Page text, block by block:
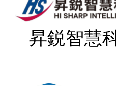
昇鋭智慧